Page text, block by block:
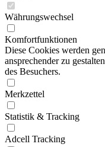
Währungswechsel
Komfortfunktionen
Diese Cookies werden
ansprechender zu
des Besuchers.
Merkzettel
Statistik & Tracking
Adcell Tracking